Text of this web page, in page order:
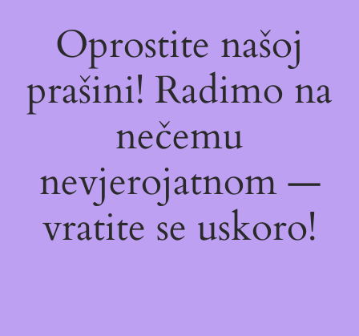
Oprostite našoj
prašini! Radimo na
nečemu
nevjerojatnom —
vratite se uskoro!